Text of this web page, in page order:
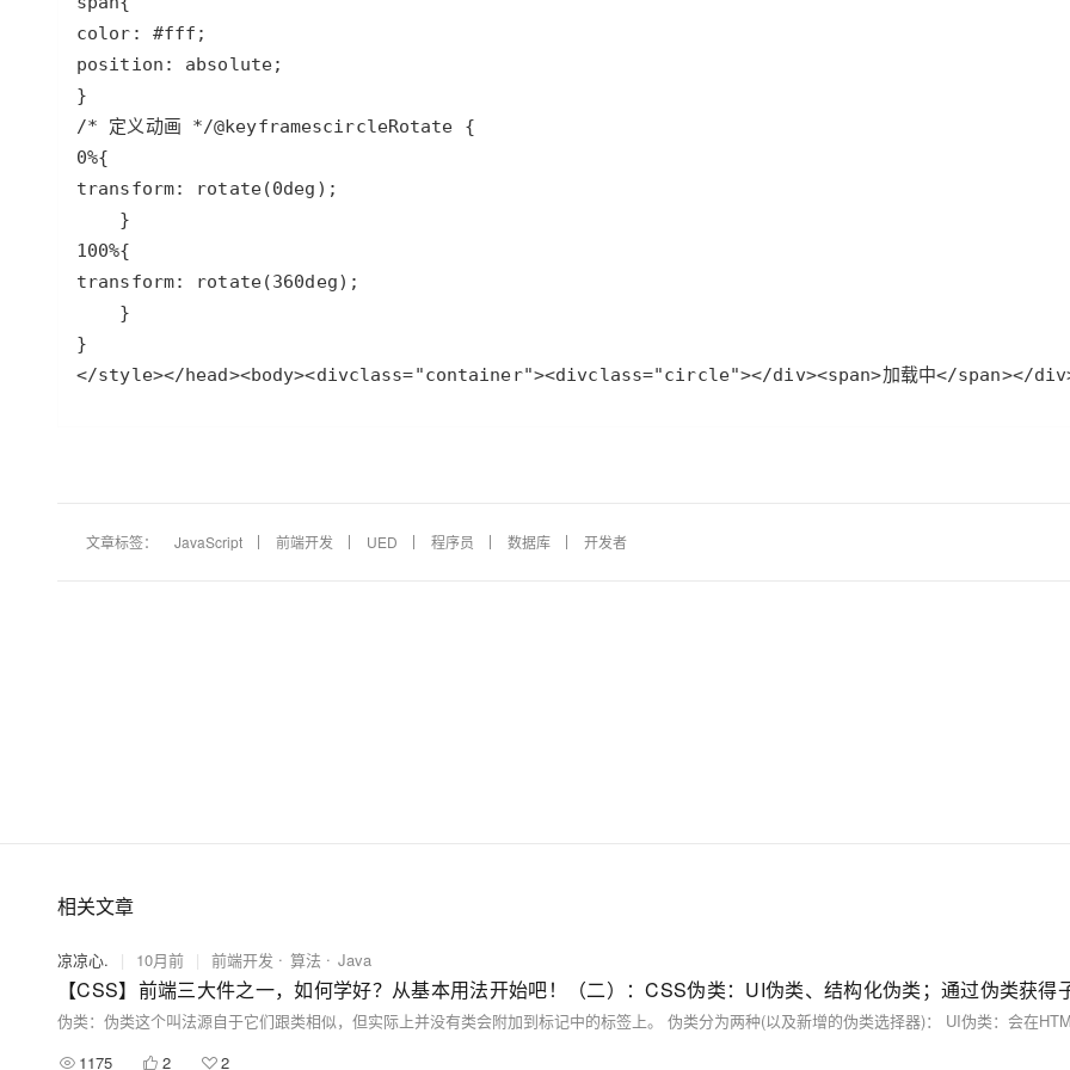
color : #fff
position : absolute
/* 定义动画 */@keyframescircleRotate
0%
transform: rotate(0deg
100%
transform: rotate(360deg
</style></head><body><divclass="container"><divclass="circle"></div><span>加载中</span></div
文章标签： JavaScript 前端开发 UED 程序员 数据库 开发者
相关文章
凉凉心. | 10月前 | 前端开发 算法 Java
1175
2 2